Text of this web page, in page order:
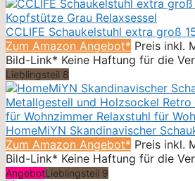
CCLIFE Schaukelstuhl extra groß
Zum Amazon Angebot* Preis inkl.
Bild-Link* Keine Haftung für die
Lieblingsteil 8
HomeMiYN Skandinavischer
Zum Amazon Angebot* Preis inkl.
Bild-Link* Keine Haftung für die
AngebotLieblingsteil 9